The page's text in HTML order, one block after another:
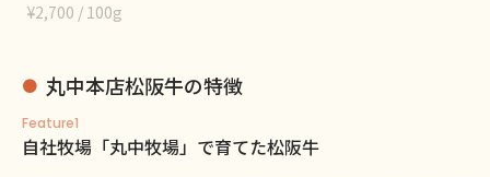
¥2,700 / 100g
丸中本店松阪牛の特徴
Feature1
自社牧場「丸中牧場」で育てた松阪牛